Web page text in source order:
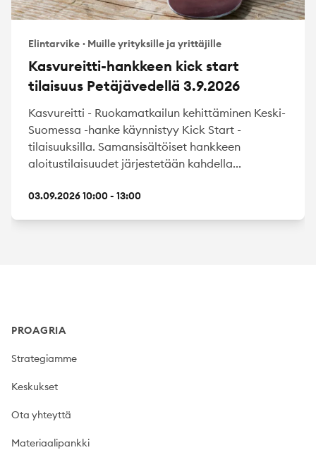
Elintarvike · Muille yrityksille ja yrittäjille
Kasvureitti-hankkeen kick start
tilaisuus Petäjävedellä 3.9.2026
Kasvureitti - Ruokamatkailun kehittäminen Keski-
Suomessa -hanke käynnistyy Kick Start -
tilaisuuksilla. Samansisältöiset hankkeen
aloitustilaisuudet järjestetään kahdella...
03.09.2026 10:00 - 13:00
PROAGRIA
Strategiamme
Keskukset
Ota yhteyttä
Materiaalipankki